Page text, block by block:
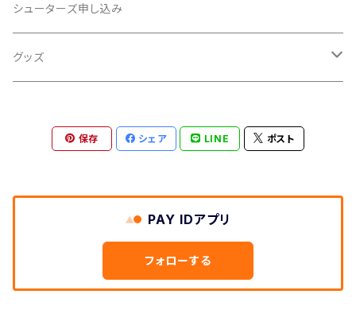
レプリカユニフォーム
背番号Tシャツ
シューターズ申し込み
グッズ
保存 シェア LINE ポスト
PAY IDアプリ
フォローする